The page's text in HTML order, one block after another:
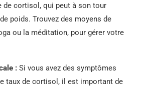
de cortisol, qui peut à son tour
poids. Trouvez des moyens de
ou la méditation, pour gérer votre
: Si vous avez des symptômes
taux de cortisol, il est important de